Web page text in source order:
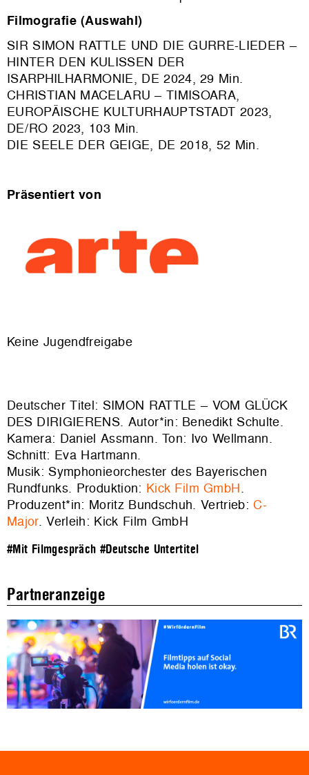
Filmografie (Auswahl)
SIR SIMON RATTLE UND DIE GURRE-LIEDER –
HINTER DEN KULISSEN DER
ISARPHILHARMONIE, DE 2024, 29 Min.
CHRISTIAN MACELARU – TIMISOARA,
EUROPÄISCHE KULTURHAUPTSTADT 2023,
DE/RO 2023, 103 Min.
DIE SEELE DER GEIGE, DE 2018, 52 Min.
Präsentiert von
Keine Jugendfreigabe
Deutscher Titel: SIMON RATTLE – VOM GLÜCK
DES DIRIGIERENS. Autor*in: Benedikt Schulte.
Kamera: Daniel Assmann. Ton: Ivo Wellmann.
Schnitt: Eva Hartmann.
Musik: Symphonieorchester des Bayerischen
Rundfunks. Produktion: Kick Film GmbH.
Produzent*in: Moritz Bundschuh. Vertrieb:C-
Major. Verleih: Kick Film GmbH
#Mit Filmgespräch #Deutsche Untertitel
Partneranzeige